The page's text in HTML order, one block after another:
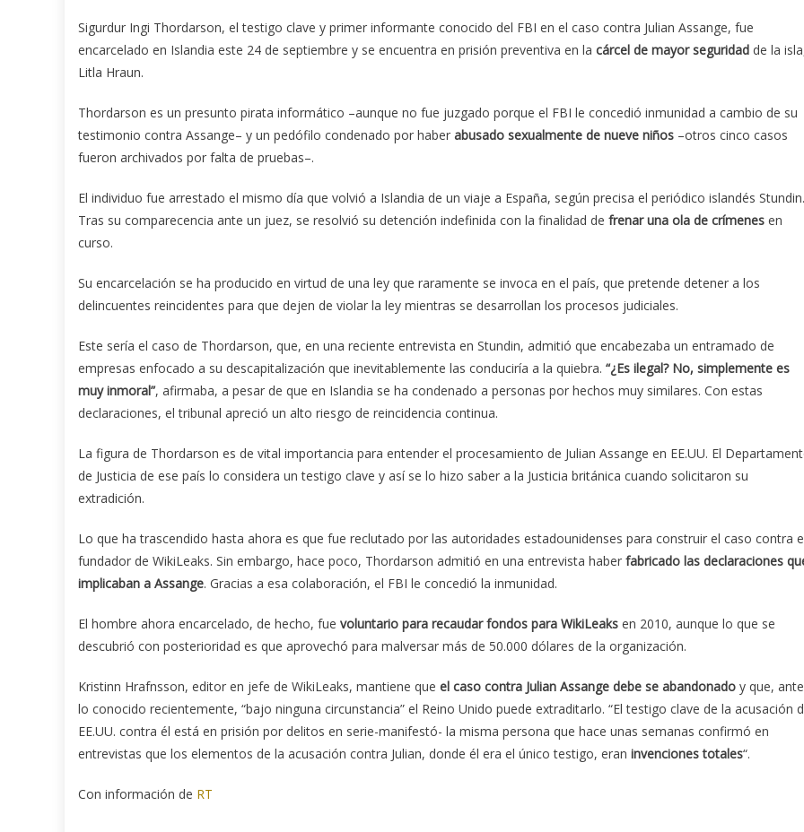
Sigurdur Ingi Thordarson, el testigo clave y primer informante conocido del FBI en el caso contra Julian Assange, fue
encarcelado en Islandia este 24 de septiembre y se encuentra en prisión preventiva en la cárcel de mayor seguridad de la
Litla Hraun.
Thordarson es un presunto pirata informático –aunque no fue juzgado porque el FBI le concedió inmunidad a cambio de su
testimonio contra Assange– y un pedófilo condenado por haber abusado sexualmente de nueve niños –otros cinco casos
fueron archivados por falta de pruebas–.
El individuo fue arrestado el mismo día que volvió a Islandia de un viaje a España, según precisa el periódico islandés Stundin.
Tras su comparecencia ante un juez, se resolvió su detención indefinida con la finalidad de frenar una ola de crímenes en
curso.
Su encarcelación se ha producido en virtud de una ley que raramente se invoca en el país, que pretende detener a los
delincuentes reincidentes para que dejen de violar la ley mientras se desarrollan los procesos judiciales.
Este sería el caso de Thordarson, que, en una reciente entrevista en Stundin, admitió que encabezaba un entramado de
empresas enfocado a su descapitalización que inevitablemente las conduciría a la quiebra. “¿Es ilegal? No, simplemente es
muy inmoral”, afirmaba, a pesar de que en Islandia se ha condenado a personas por hechos muy similares. Con estas
declaraciones, el tribunal apreció un alto riesgo de reincidencia continua.
La figura de Thordarson es de vital importancia para entender el procesamiento de Julian Assange en EE.UU. El
de Justicia de ese país lo considera un testigo clave y así se lo hizo saber a la Justicia británica cuando solicitaron su
extradición.
Lo que ha trascendido hasta ahora es que fue reclutado por las autoridades estadounidenses para construir el caso contra
fundador de WikiLeaks. Sin embargo, hace poco, Thordarson admitió en una entrevista haber fabricado las declaraciones
implicaban a Assange. Gracias a esa colaboración, el FBI le concedió la inmunidad.
El hombre ahora encarcelado, de hecho, fue voluntario para recaudar fondos para WikiLeaks en 2010, aunque lo que se
descubrió con posterioridad es que aprovechó para malversar más de 50.000 dólares de la organización.
Kristinn Hrafnsson, editor en jefe de WikiLeaks, mantiene que el caso contra Julian Assange debe se abandonado y que, ante
lo conocido recientemente, “bajo ninguna circunstancia” el Reino Unido puede extraditarlo. “El testigo clave de la acusación
EE.UU. contra él está en prisión por delitos en serie-manifestó- la misma persona que hace unas semanas confirmó en
entrevistas que los elementos de la acusación contra Julian, donde él era el único testigo, eran invenciones totales“.
Con información de RT